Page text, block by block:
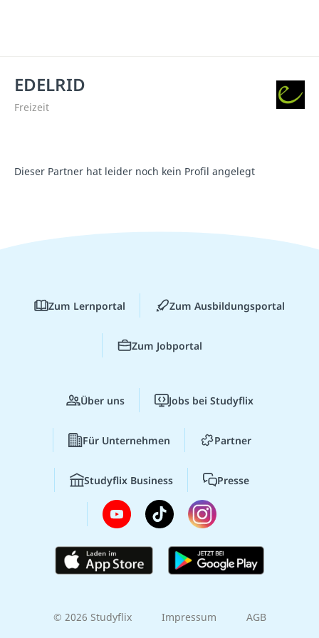
EDELRID
Freizeit
Dieser Partner hat leider noch kein Profil angelegt
Zum Lernportal Zum Ausbildungsportal
Zum Jobportal
Über uns Jobs bei Studyflix
Für Unternehmen Partner
Studyflix Business Presse
© 2026 Studyflix Impressum AGB